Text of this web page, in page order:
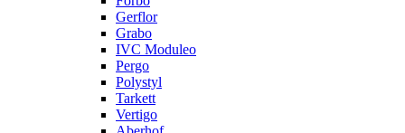
Gerflor
Grabo
IVC Moduleo
Pergo
Polystyl
Tarkett
Vertigo